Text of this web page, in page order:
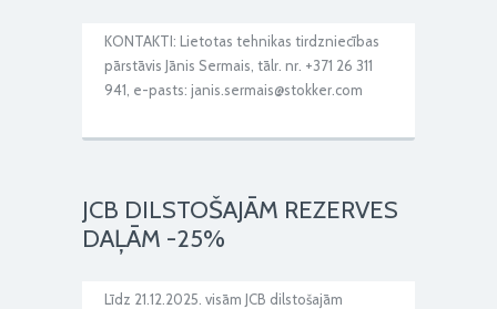
KONTAKTI: Lietotas tehnikas tirdzniecības
pārstāvis Jānis Sermais, tālr. nr. +371 26 311
941, e-pasts: janis.sermais@stokker.com
JCB DILSTOŠAJĀM REZERVES
DAĻĀM -25%
Līdz 21.12.2025. visām JCB dilstošajām